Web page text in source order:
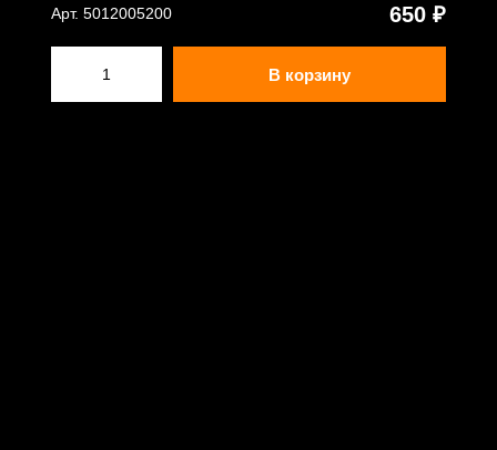
Арт. 5012005200 650 ₽
В корзину